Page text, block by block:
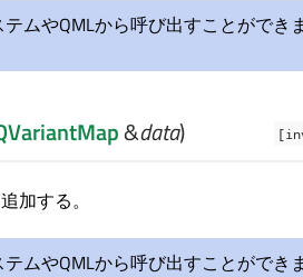
ムやQMLから呼び出すことができま
&data)
加する。
ムやQMLから呼び出すことができま